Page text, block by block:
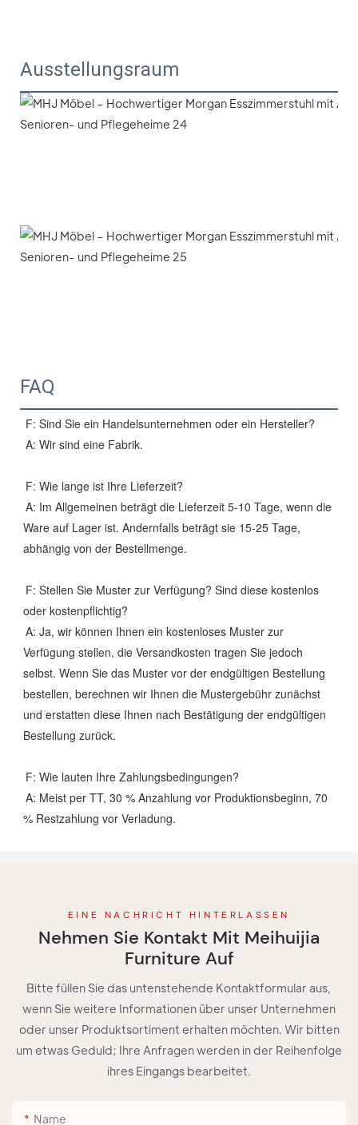
Ausstellungsraum
FAQ
F: Sind Sie ein Handelsunternehmen oder ein Hersteller?
A: Wir sind eine Fabrik.
F: Wie lange ist Ihre Lieferzeit?
A: Im Allgemeinen beträgt die Lieferzeit 5-10 Tage, wenn die
Ware auf Lager ist. Andernfalls beträgt sie 15-25 Tage,
abhängig von der Bestellmenge.
F: Stellen Sie Muster zur Verfügung? Sind diese kostenlos
oder kostenpflichtig?
A: Ja, wir können Ihnen ein kostenloses Muster zur
Verfügung stellen, die Versandkosten tragen Sie jedoch
selbst. Wenn Sie das Muster vor der endgültigen Bestellung
bestellen, berechnen wir Ihnen die Mustergebühr zunächst
und erstatten diese Ihnen nach Bestätigung der endgültigen
Bestellung zurück.
F: Wie lauten Ihre Zahlungsbedingungen?
A: Meist per TT, 30 % Anzahlung vor Produktionsbeginn, 70
% Restzahlung vor Verladung.
EINE NACHRICHT HINTERLASSEN
Nehmen Sie Kontakt Mit Meihuijia
Furniture Auf
Bitte füllen Sie das untenstehende Kontaktformular aus,
wenn Sie weitere Informationen über unser Unternehmen
oder unser Produktsortiment erhalten möchten. Wir bitten
um etwas Geduld; Ihre Anfragen werden in der Reihenfolge
ihres Eingangs bearbeitet.
Name